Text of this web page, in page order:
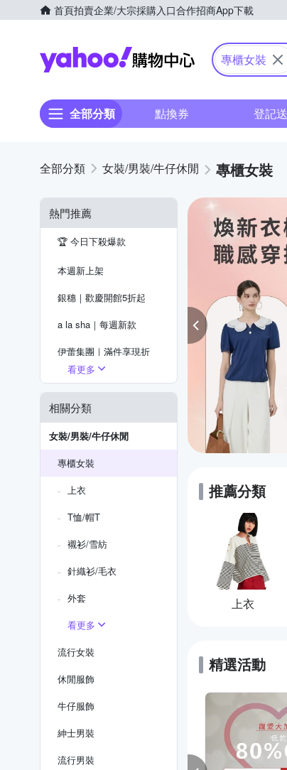
首頁拍賣企業/大宗採購入口合作招商App下載
Yahoo購物中心
專櫃女裝
全部分類 點換券 登記送
女裝/男裝/牛仔休閒 專櫃女裝
熱門推薦
🏆️ 今日下殺爆款
本週新上架
銀穗｜歡慶開館5折起
a la sha｜每週新款
伊蕾集團｜滿件享現折
奇威｜今天買明天到
JESSICA｜新品5折up
麥雪爾｜精選5折起
看更多
相關分類
女裝/男裝/牛仔休閒
專櫃女裝
上衣
T恤/帽T
襯衫/雪紡
針織衫/毛衣
外套
看更多
流行女裝
休閒服飾
牛仔服飾
紳士​男裝
流行男裝
推薦分類
上衣
精選活動